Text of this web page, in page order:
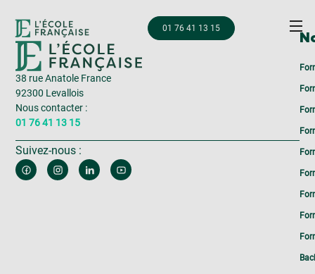
01 76 41 13 15
38 rue Anatole France
92300 Levallois
Nous contacter :
01 76 41 13 15
Suivez-nous :